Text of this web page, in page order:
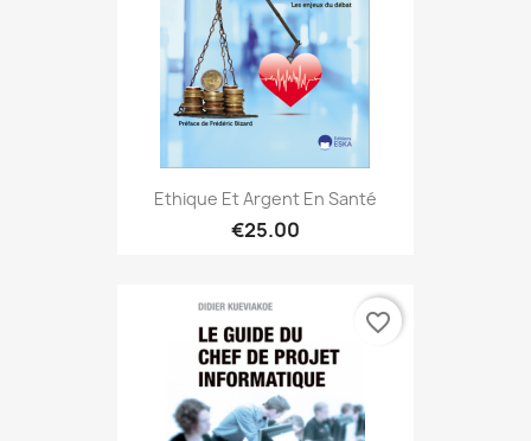
Ethique Et Argent En Santé
€25.00
favorite_border